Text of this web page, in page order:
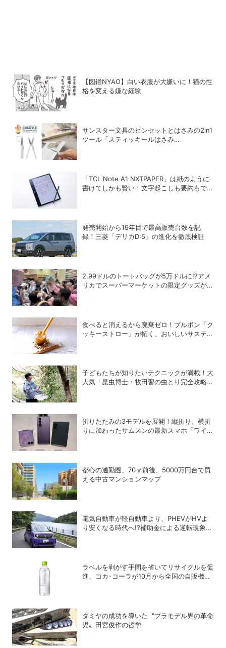
【図鑑NYAO】白い衣服が大嫌いに！猫の性
格を変える嫌な経験
サンスター文具のピンセットとはさみの2in1
ツール「スティッキールはさみ
「TCL Note A1 NXTPAPER」は紙のように
書けてしかも賢い！文字起こしも要約もでき
発売開始から19年目で最高販売台数を記
録！三菱「デリカD:5」の進化を徹底検証
2.99ドルのトートバッグが5万ドルに!?アメ
リカでスーパーマーケットの限定グッズが争
食べると消えるから廃棄ゼロ！ブルボン「ク
ッキーストロー」が拓く、おいしいサステナ
子どもたちが知りたいテクニックが満載！大
人気「昆虫博士・牧田習の虫とり完全攻略
折りたたみの3モデルを展開！縦折り、横折
りに加わったサムスンの最新スマホ「ワイド
都心の通勤圏、70㎡前後、5000万円台で買
える中古マンションマップ
電気自動車が軽自動車より、PHEVがHVよ
り安くなる時代へ!?補助金による逆転現象に
ラベルを剥がす手間を省いてリサイクルを促
進、コカ･コーラが10月から全国の自販機で
タミヤの成功を導いた〝プラモデル界の革命
児〟田宮俊作の哲学